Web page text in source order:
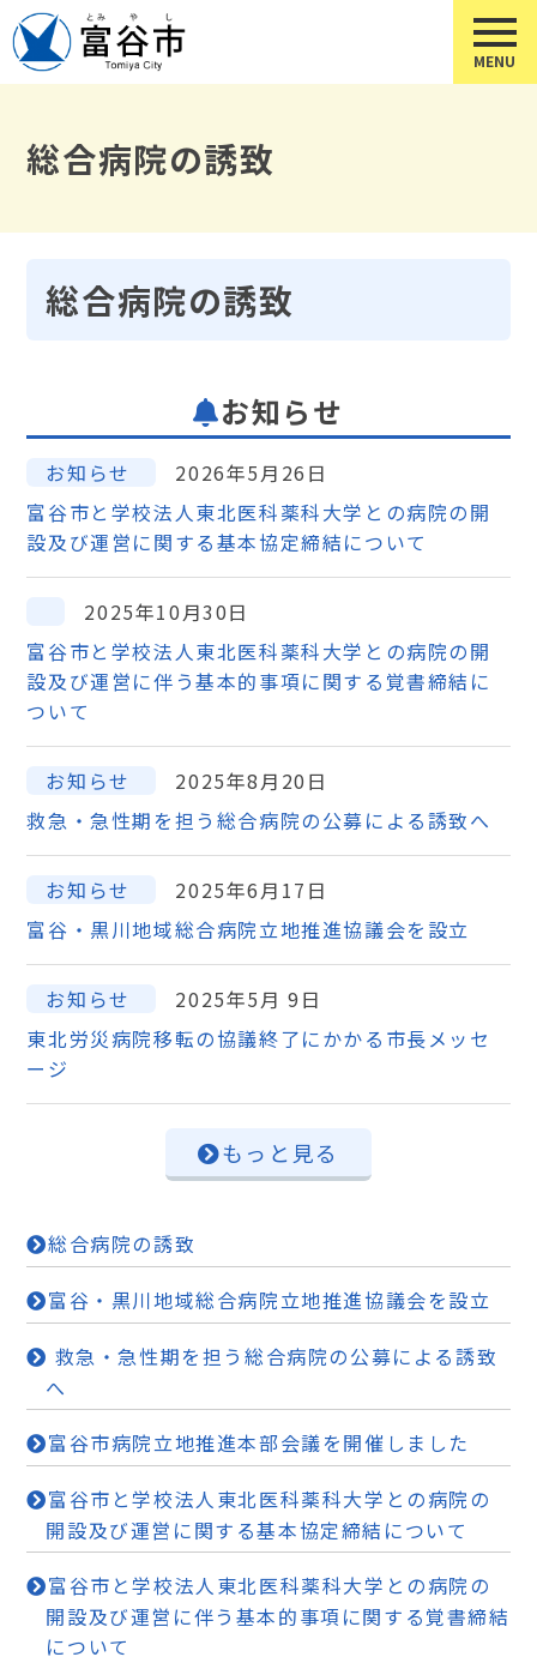
総合病院の誘致
総合病院の誘致
お知らせ
お知らせ
2026年5月26日
富谷市と学校法人東北医科薬科大学との病院の開
設及び運営に関する基本協定締結について
2025年10月30日
富谷市と学校法人東北医科薬科大学との病院の開
設及び運営に伴う基本的事項に関する覚書締結に
ついて
お知らせ
2025年8月20日
救急・急性期を担う総合病院の公募による誘致へ
お知らせ
2025年6月17日
富谷・黒川地域総合病院立地推進協議会を設立
お知らせ
2025年5月 9日
東北労災病院移転の協議終了にかかる市長メッセ
ージ
もっと見る
総合病院の誘致
富谷・黒川地域総合病院立地推進協議会を設立
救急・急性期を担う総合病院の公募による誘致
へ
富谷市病院立地推進本部会議を開催しました
富谷市と学校法人東北医科薬科大学との病院の
開設及び運営に関する基本協定締結について
富谷市と学校法人東北医科薬科大学との病院の
開設及び運営に伴う基本的事項に関する覚書締結
について